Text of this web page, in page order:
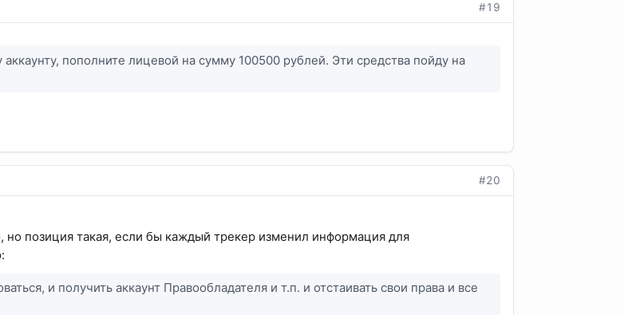
#19
пополните лицевой на сумму 100500 рублей. Эти средства пойду на
#20
но позиция такая, если бы каждый трекер изменил информация для
и получить аккаунт Правообладателя и т.п. и отстаивать свои права и все